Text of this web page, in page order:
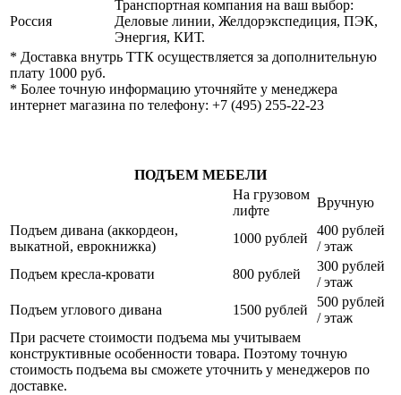
Россия
Транспортная компания на ваш выбор:
Деловые линии, Желдорэкспедиция, ПЭК,
Энергия, КИТ.
* Доставка внутрь ТТК осуществляется за дополнительную
плату 1000 руб.
* Более точную информацию уточняйте у менеджера
интернет магазина по телефону: +7 (495) 255-22-23
ПОДЪЕМ МЕБЕЛИ
На грузовом
лифте
Вручную
Подъем дивана (аккордеон,
выкатной, еврокнижка)
1000 рублей
400 рублей
/ этаж
Подъем кресла-кровати
800 рублей
300 рублей
/ этаж
Подъем углового дивана
1500 рублей
500 рублей
/ этаж
При расчете стоимости подъема мы учитываем
конструктивные особенности товара. Поэтому точную
стоимость подъема вы сможете уточнить у менеджеров по
доставке.